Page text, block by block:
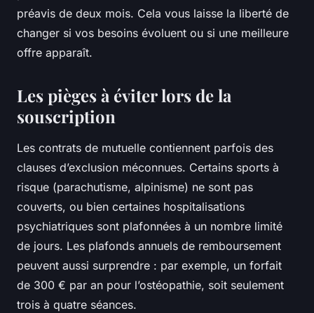
préavis de deux mois. Cela vous laisse la liberté de
changer si vos besoins évoluent ou si une meilleure
offre apparaît.
Les pièges à éviter lors de la
souscription
Les contrats de mutuelle contiennent parfois des
clauses d’exclusion méconnues. Certains sports à
risque (parachutisme, alpinisme) ne sont pas
couverts, ou bien certaines hospitalisations
psychiatriques sont plafonnées à un nombre limité
de jours. Les plafonds annuels de remboursement
peuvent aussi surprendre : par exemple, un forfait
de 300 € par an pour l’ostéopathie, soit seulement
trois à quatre séances.